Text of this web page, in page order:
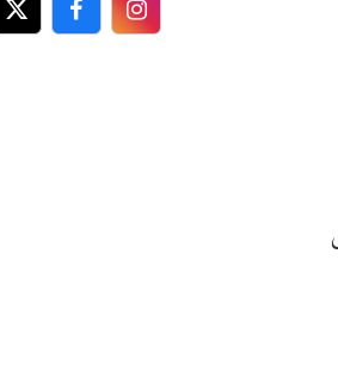
TwitterFacebookFacebook